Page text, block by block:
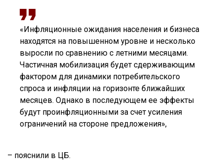
«Инфляционные ожидания населения и бизнеса
находятся на повышенном уровне и несколько
выросли по сравнению с летними месяцами.
Частичная мобилизация будет сдерживающим
фактором для динамики потребительского
спроса и инфляции на горизонте ближайших
месяцев. Однако в последующем ее эффекты
будут проинфляционными за счет усиления
ограничений на стороне предложения»,
– пояснили в ЦБ.